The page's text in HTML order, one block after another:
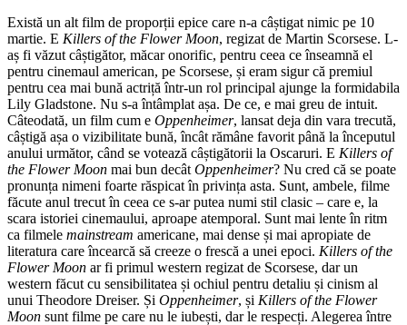
Există un alt film de proporții epice care n-a câștigat nimic pe 10
martie. E Killers of the Flower Moon, regizat de Martin Scorsese. L-
aș fi văzut câștigător, măcar onorific, pentru ceea ce înseamnă el
pentru cinemaul american, pe Scorsese, și eram sigur că premiul
pentru cea mai bună actriță într-un rol principal ajunge la formidabila
Lily Gladstone. Nu s-a întâmplat așa. De ce, e mai greu de intuit.
Câteodată, un film cum e Oppenheimer, lansat deja din vara trecută,
câștigă așa o vizibilitate bună, încât rămâne favorit până la începutul
anului următor, când se votează câștigătorii la Oscaruri. E Killers of
the Flower Moon mai bun decât Oppenheimer? Nu cred că se poate
pronunța nimeni foarte răspicat în privința asta. Sunt, ambele, filme
făcute anul trecut în ceea ce s-ar putea numi stil clasic – care e, la
scara istoriei cinemaului, aproape atemporal. Sunt mai lente în ritm
ca filmele mainstream americane, mai dense și mai apropiate de
literatura care încearcă să creeze o frescă a unei epoci. Killers of the
Flower Moon ar fi primul western regizat de Scorsese, dar un
western făcut cu sensibilitatea și ochiul pentru detaliu și cinism al
unui Theodore Dreiser. Și Oppenheimer, și Killers of the Flower
Moon sunt filme pe care nu le iubești, dar le respecți. Alegerea între